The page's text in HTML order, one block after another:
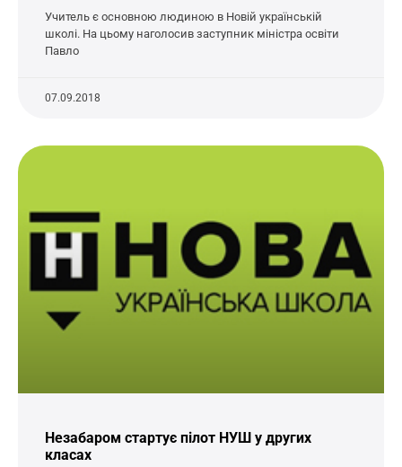
Учитель є основною людиною в Новій українській
школі. На цьому наголосив заступник міністра освіти
Павло
07.09.2018
Незабаром стартує пілот НУШ у других
класах